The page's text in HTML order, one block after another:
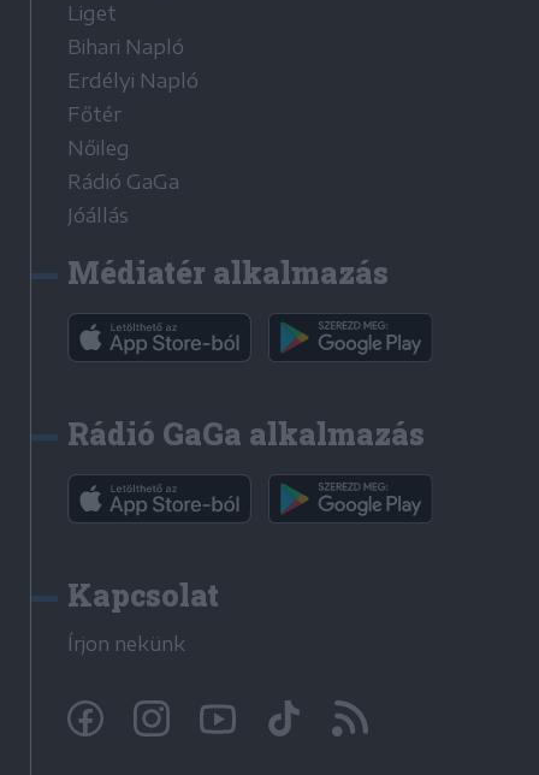
Liget
Bihari Napló
Erdélyi Napló
Főtér
Nőileg
Rádió GaGa
Jóállás
Médiatér alkalmazás
Rádió GaGa alkalmazás
Kapcsolat
Írjon nekünk